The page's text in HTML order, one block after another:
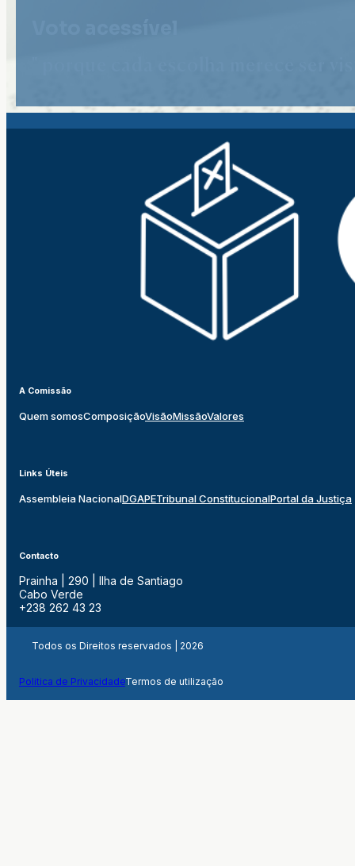
A Comissão
Quem somosComposiçãoVisãoMissãoValores
Links Úteis
Assembleia NacionalDGAPETribunal ConstitucionalPortal da Justiça
Contacto
Prainha | 290 | Ilha de Santiago
Cabo Verde
+238 262 43 23
Todos os Direitos reservados | 2026
Politica de PrivacidadeTermos de utilização